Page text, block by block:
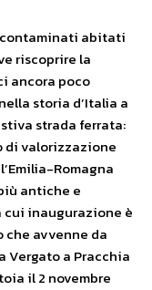
abitati
riscoprire la
ancora poco
storia d’Italia a
strada ferrata:
di valorizzazione
Romagna
antiche e
cui inaugurazione è
avvenne da
Vergato a Pracchia
il 2 novembre